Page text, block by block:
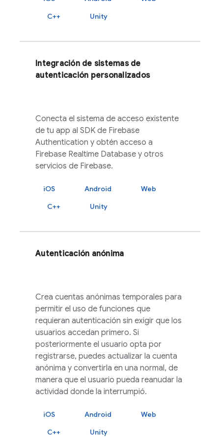
C++
Unity
Integración de sistemas de
autenticación personalizados
Conecta el sistema de acceso existente
de tu app al SDK de Firebase
Authentication y obtén acceso a
Firebase Realtime Database y otros
servicios de Firebase.
iOS Android
Web
C++
Unity
Autenticación anónima
Crea cuentas anónimas temporales para
permitir el uso de funciones que
requieran autenticación sin exigir que los
usuarios accedan primero. Si
posteriormente el usuario opta por
registrarse, puedes actualizar la cuenta
anónima y convertirla en una normal, de
manera que el usuario pueda reanudar la
actividad donde la interrumpió.
iOS Android
Web
C++
Unity